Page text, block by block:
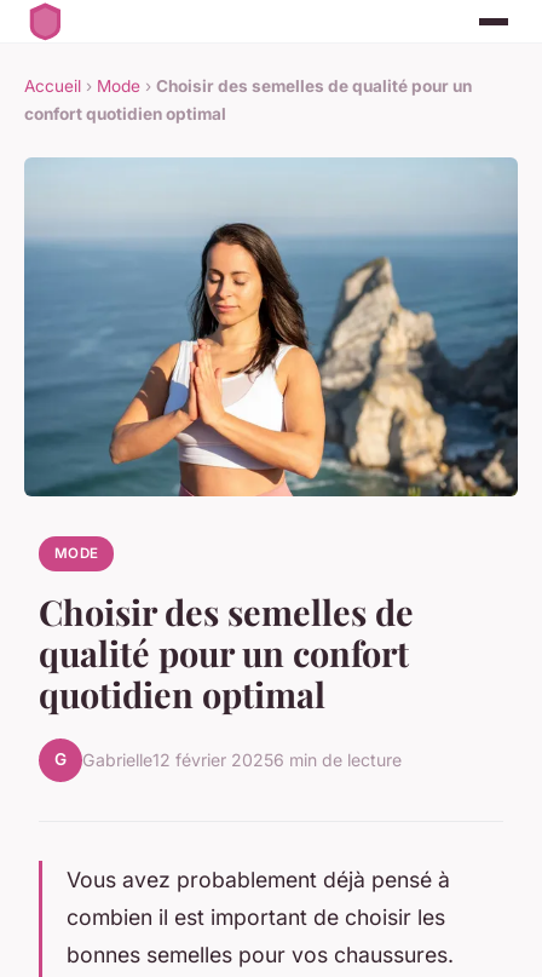
Accueil › Mode › Choisir des semelles de qualité pour un
confort quotidien optimal
MODE
Choisir des semelles de
qualité pour un confort
quotidien optimal
G Gabrielle12 février 20256 min de lecture
Vous avez probablement déjà pensé à
combien il est important de choisir les
bonnes semelles pour vos chaussures.